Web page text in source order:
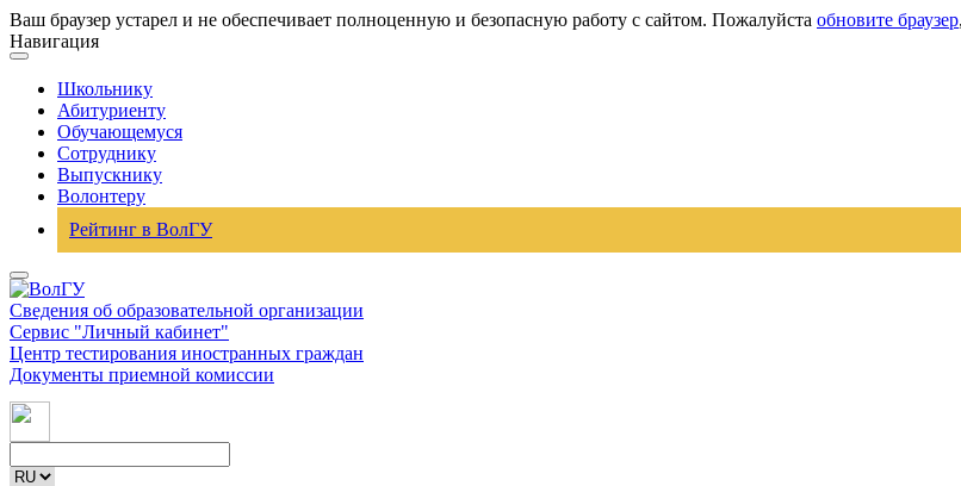
Ваш браузер устарел и не обеспечивает полноценную и безопасную работу с сайтом. Пожалуйста обновите браузер
Навигация
Школьнику
Абитуриенту
Обучающемуся
Сотруднику
Выпускнику
Волонтеру
Рейтинг в ВолГУ
Сведения об образовательной организации
Сервис "Личный кабинет"
Центр тестирования иностранных граждан
Документы приемной комиссии